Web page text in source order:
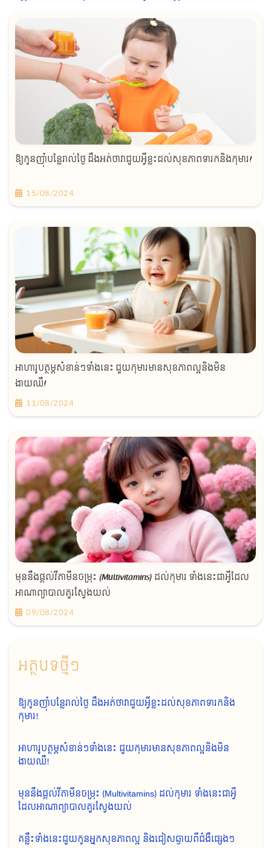
ឱ្យកូនញ៉ាំបន្លែរាល់ថ្ងៃ ដឹងអត់ថាវាជួយអ្វីខ្លះដល់សុខភាពទារកនិងកុមារ!
15/08/2024
អាហារូបត្ថម្ភសំខាន់ៗទាំងនេះ ជួយកុមារមានសុខភាពល្អនិងមិន
ងាយឈឺ!
11/08/2024
មុននឹងផ្ដល់វីតាមីនចម្រុះ (Multivitamins) ដល់កុមារ ទាំងនេះជាអ្វីដែល
អាណាព្យាបាលគួរស្វែងយល់
09/08/2024
អត្ថបទថ្មីៗ
ឱ្យកូនញ៉ាំបន្លែរាល់ថ្ងៃ ដឹងអត់ថាវាជួយអ្វីខ្លះដល់សុខភាពទារកនិង
កុមារ!
អាហារូបត្ថម្ភសំខាន់ៗទាំងនេះ ជួយកុមារមានសុខភាពល្អនិងមិន
ងាយឈឺ!
មុននឹងផ្ដល់វីតាមីនចម្រុះ (Multivitamins) ដល់កុមារ ទាំងនេះជាអ្វី
ដែលអាណាព្យាបាលគួរស្វែងយល់
គន្លឹះទាំងនេះជួយកូនអ្នកសុខភាពល្អ និងជៀសឆ្ងាយពីជំងឺផ្សេងៗ